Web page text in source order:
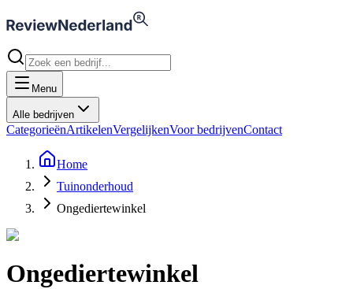
Menu
Alle bedrijven
CategorieënArtikelenVergelijkenVoor bedrijvenContact
Home
Tuinonderhoud
Ongediertewinkel
Ongediertewinkel